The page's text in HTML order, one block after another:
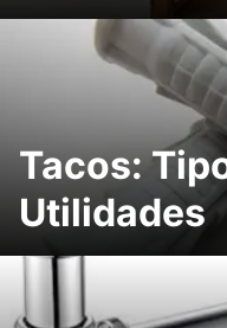
Tacos:
Utilidades